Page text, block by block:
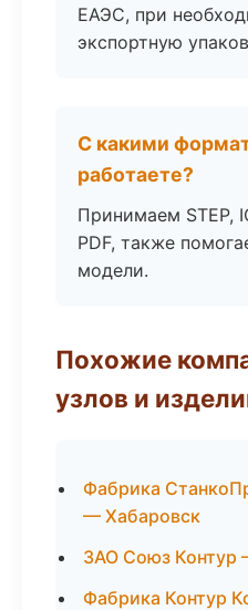
ЕАЭС, при
экспортную
С какими
работаете?
Принимаем STEP,
PDF, также
модели.
Похожие
узлов и
Фабрика
— Хабаровск
ЗАО Союз Контур
Фабрика Контур